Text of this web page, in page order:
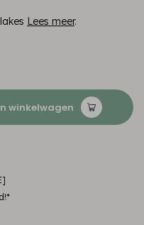
Lees meer.
winkelwagen